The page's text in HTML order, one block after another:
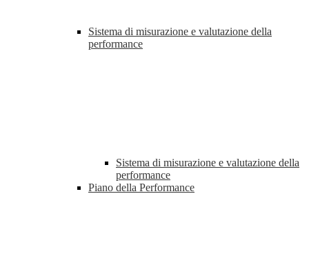
Sistema di misurazione e valutazione della
performance
Sistema di misurazione e valutazione della
performance
Piano della Performance